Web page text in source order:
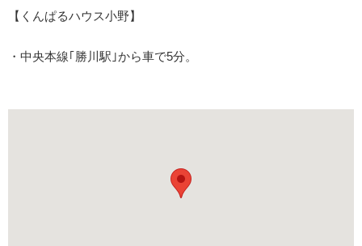
【くんぱるハウス小野】
・中央本線｢勝川駅｣から車で5分。